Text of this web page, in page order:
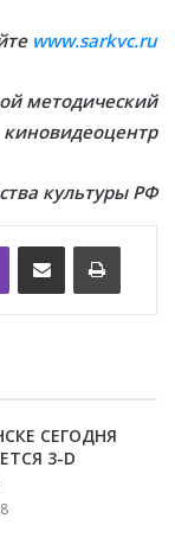
www.sarkvc.ru
методический
киновидеоцентр
культуры РФ
СЕГОДНЯ
3-D